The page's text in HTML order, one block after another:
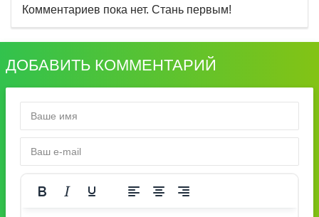
Комментариев пока нет. Стань первым!
ДОБАВИТЬ КОММЕНТАРИЙ